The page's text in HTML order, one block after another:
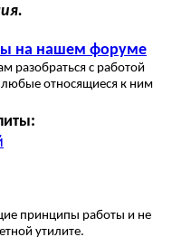
на нашем форуме
разобраться с работой
любые относящиеся к ним
принципы работы и не
утилите.